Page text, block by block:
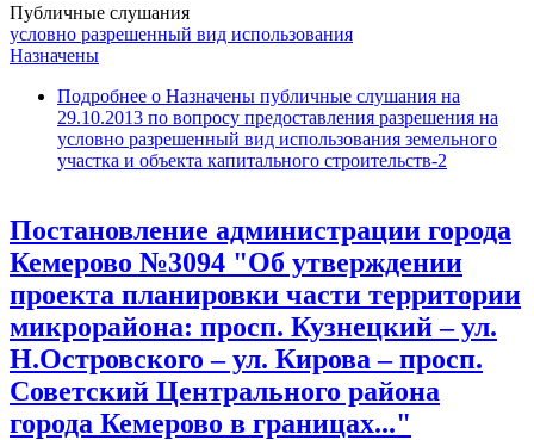
Публичные слушания
условно разрешенный вид использования
Назначены
Подробнее о Назначены публичные слушания на
29.10.2013 по вопросу предоставления разрешения на
условно разрешенный вид использования земельного
участка и объекта капитального строительств-2
Постановление администрации города
Кемерово №3094 "Об утверждении
проекта планировки части территории
микрорайона: просп. Кузнецкий – ул.
Н.Островского – ул. Кирова – просп.
Советский Центрального района
города Кемерово в границах..."